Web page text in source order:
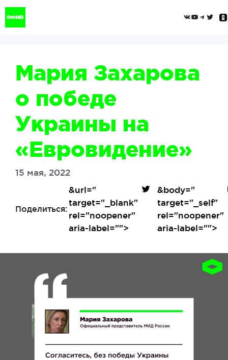
Перейти
Мария Захарова
о победе
Украины на
«Евровидение»
15 мая, 2022
Поделиться:
&url="
target="_blank"
rel="noopener"
aria-label="">
&body="
target="_self"
rel="noopener"
aria-label="">